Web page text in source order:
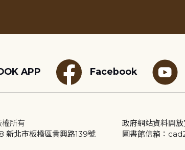
APP Facebook
所有
新北市板橋區貴興路139號
政府網站資料開放
圖書館信箱：